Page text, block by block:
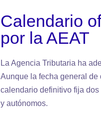
Calendario
por la AEAT
La Agencia Tributaria ha
Aunque la fecha general
calendario definitivo fija
y autónomos.